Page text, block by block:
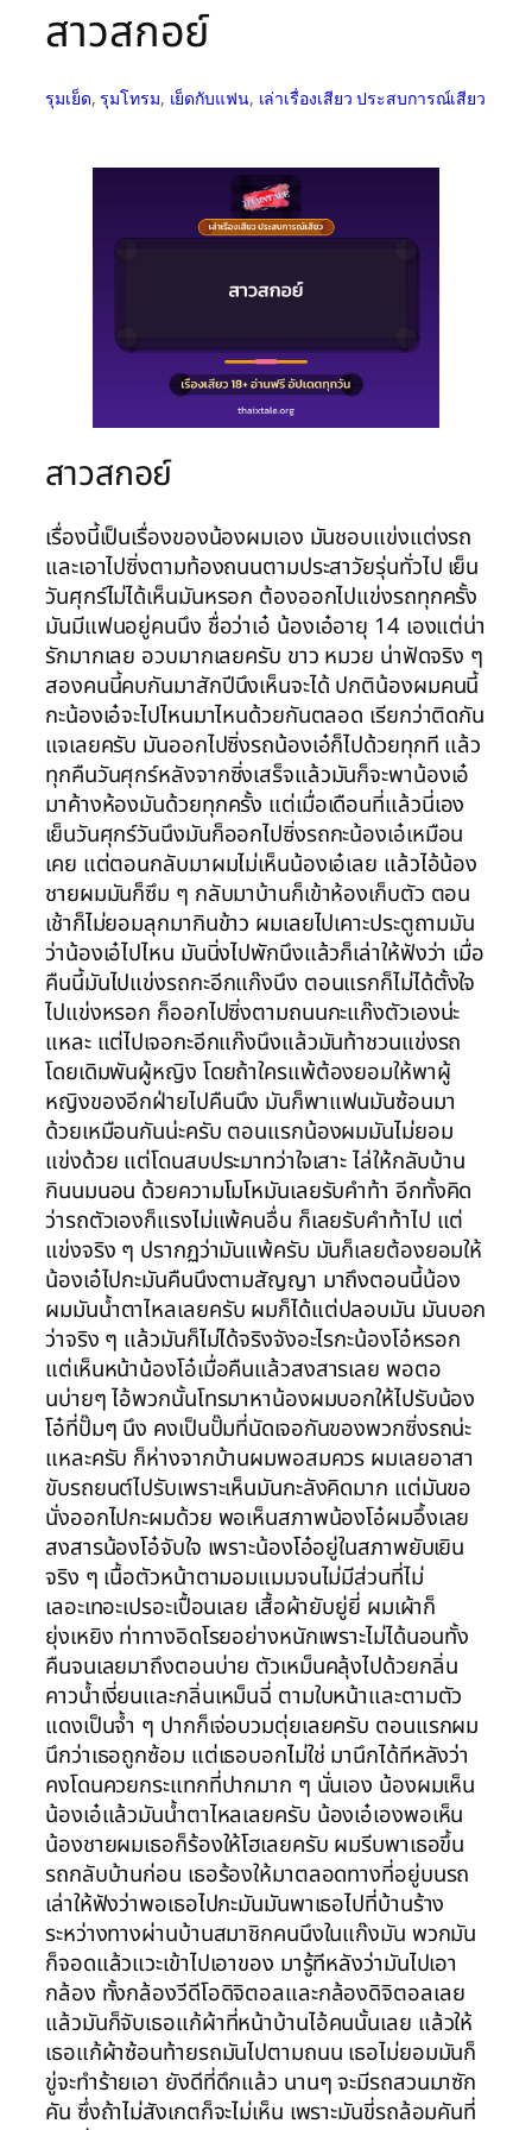
สาวสกอย์
รุมเย็ด, รุมโทรม, เย็ดกับแฟน, เล่าเรื่องเสียว ประสบการณ์เสียว
สาวสกอย์
เรื่องนี้เป็นเรื่องของน้องผมเอง มันชอบแข่งแต่งรถ
และเอาไปซิ่งตามท้องถนนตามประสาวัยรุ่นทั่วไป เย็น
วันศุกร์ไม่ได้เห็นมันหรอก ต้องออกไปแข่งรถทุกครั้ง
มันมีแฟนอยู่คนนึง ชื่อว่าเอ๋ น้องเอ๋อายุ 14 เองแต่น่า
รักมากเลย อวบมากเลยครับ ขาว หมวย น่าฟัดจริง ๆ
สองคนนี้คบกันมาสักปีนึงเห็นจะได้ ปกติน้องผมคนนี้
กะน้องเอ๋จะไปไหนมาไหนด้วยกันตลอด เรียกว่าติดกัน
แจเลยครับ มันออกไปซิ่งรถน้องเอ๋ก็ไปด้วยทุกที แล้ว
ทุกคืนวันศุกร์หลังจากซิ่งเสร็จแล้วมันก็จะพาน้องเอ๋
มาค้างห้องมันด้วยทุกครั้ง แต่เมื่อเดือนที่แล้วนี่เอง
เย็นวันศุกร์วันนึงมันก็ออกไปซิ่งรถกะน้องเอ๋เหมือน
เคย แต่ตอนกลับมาผมไม่เห็นน้องเอ๋เลย แล้วไอ้น้อง
ชายผมมันก็ซึม ๆ กลับมาบ้านก็เข้าห้องเก็บตัว ตอน
เช้าก็ไม่ยอมลุกมากินข้าว ผมเลยไปเคาะประตูถามมัน
ว่าน้องเอ๋ไปไหน มันนิ่งไปพักนึงแล้วก็เล่าให้ฟังว่า เมื่อ
คืนนี้มันไปแข่งรถกะอีกแก๊งนึง ตอนแรกก็ไม่ได้ตั้งใจ
ไปแข่งหรอก ก็ออกไปซิ่งตามถนนกะแก๊งตัวเองน่ะ
แหละ แต่ไปเจอกะอีกแก๊งนึงแล้วมันท้าชวนแข่งรถ
โดยเดิมพันผู้หญิง โดยถ้าใครแพ้ต้องยอมให้พาผู้
หญิงของอีกฝ่ายไปคืนนึง มันก็พาแฟนมันซ้อนมา
ด้วยเหมือนกันน่ะครับ ตอนแรกน้องผมมันไม่ยอม
แข่งด้วย แต่โดนสบประมาทว่าใจเสาะ ไล่ให้กลับบ้าน
กินนมนอน ด้วยความโมโหมันเลยรับคำท้า อีกทั้งคิด
ว่ารถตัวเองก็แรงไม่แพ้คนอื่น ก็เลยรับคำท้าไป แต่
แข่งจริง ๆ ปรากฏว่ามันแพ้ครับ มันก็เลยต้องยอมให้
น้องเอ๋ไปกะมันคืนนึงตามสัญญา มาถึงตอนนี้น้อง
ผมมันน้ำตาไหลเลยครับ ผมก็ได้แต่ปลอบมัน มันบอก
ว่าจริง ๆ แล้วมันก็ไม่ได้จริงจังอะไรกะน้องโอ๋หรอก
แต่เห็นหน้าน้องโอ๋เมื่อคืนแล้วสงสารเลย พอตอ
นบ่ายๆ ไอ้พวกนั้นโทรมาหาน้องผมบอกให้ไปรับน้อง
โอ๋ที่ปั๊มๆ นึง คงเป็นปั๊มที่นัดเจอกันของพวกซิ่งรถน่ะ
แหละครับ ก็ห่างจากบ้านผมพอสมควร ผมเลยอาสา
ขับรถยนต์ไปรับเพราะเห็นมันกะลังคิดมาก แต่มันขอ
นั่งออกไปกะผมด้วย พอเห็นสภาพน้องโอ๋ผมอึ้งเลย
สงสารน้องโอ๋จับใจ เพราะน้องโอ๋อยู่ในสภาพยับเยิน
จริง ๆ เนื้อตัวหน้าตามอมแมมจนไม่มีส่วนที่ไม่
เลอะเทอะเปรอะเปื้อนเลย เสื้อผ้ายับยู่ยี่ ผมเผ้าก็
ยุ่งเหยิง ท่าทางอิดโรยอย่างหนักเพราะไม่ได้นอนทั้ง
คืนจนเลยมาถึงตอนบ่าย ตัวเหม็นคลุ้งไปด้วยกลิ่น
คาวน้ำเงี่ยนและกลิ่นเหม็นฉี่ ตามใบหน้าและตามตัว
แดงเป็นจ้ำ ๆ ปากก็เจ่อบวมตุ่ยเลยครับ ตอนแรกผม
นึกว่าเธอถูกซ้อม แต่เธอบอกไม่ใช่ มานึกได้ทีหลังว่า
คงโดนควยกระแทกที่ปากมาก ๆ นั่นเอง น้องผมเห็น
น้องเอ๋แล้วมันน้ำตาไหลเลยครับ น้องเอ๋เองพอเห็น
น้องชายผมเธอก็ร้องให้โฮเลยครับ ผมรีบพาเธอขึ้น
รถกลับบ้านก่อน เธอร้องให้มาตลอดทางที่อยู่บนรถ
เล่าให้ฟังว่าพอเธอไปกะมันมันพาเธอไปที่บ้านร้าง
ระหว่างทางผ่านบ้านสมาชิกคนนึงในแก๊งมัน พวกมัน
ก็จอดแล้วแวะเข้าไปเอาของ มารู้ทีหลังว่ามันไปเอา
กล้อง ทั้งกล้องวีดีโอดิจิตอลและกล้องดิจิตอลเลย
แล้วมันก็จับเธอแก้ผ้าที่หน้าบ้านไอ้คนนั้นเลย แล้วให้
เธอแก้ผ้าซ้อนท้ายรถมันไปตามถนน เธอไม่ยอมมันก็
ขู่จะทำร้ายเอา ยังดีที่ดึกแล้ว นานๆ จะมีรถสวนมาซัก
คัน ซึ่งถ้าไม่สังเกตก็จะไม่เห็น เพราะมันขี่รถล้อมคันที่